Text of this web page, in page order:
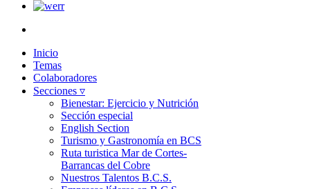
Inicio
Temas
Colaboradores
Secciones ▿
Bienestar: Ejercicio y Nutrición
Sección especial
English Section
Turismo y Gastronomía en BCS
Ruta turistica Mar de Cortes-
Barrancas del Cobre
Nuestros Talentos B.C.S.